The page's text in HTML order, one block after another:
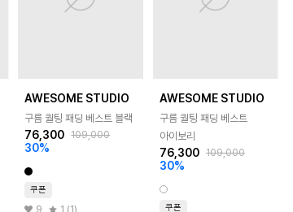
AWESOME STUDIO
구름 퀄팅 패딩 베스트 블랙
76,300 109,000
30%
쿠폰
AWESOME STUDIO
구름 퀄팅 패딩 베스트
아이보리
76,300 109,000
30%
쿠폰